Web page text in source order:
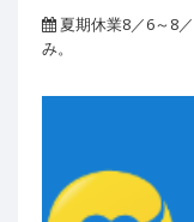
夏期休業8／6～8
み。